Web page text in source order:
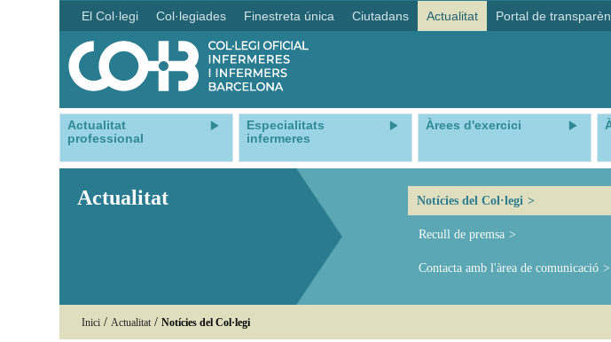
El Col·legi Col·legiades Finestreta única Ciutadans Actualitat Portal de
Actualitat
professional
Especialitats
infermeres
Àrees d'exercici
Actualitat Notícies del Col·legi
Recull de premsa
Contacta amb l'àrea de comunicació
Inici / Actualitat / Notícies del Col·legi